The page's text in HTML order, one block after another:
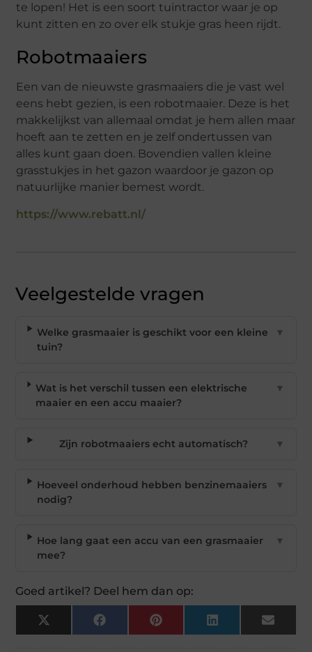
te lopen! Het is een soort tuintractor waar je op
kunt zitten en zo over elk stukje gras heen rijdt.
Robotmaaiers
Een van de nieuwste grasmaaiers die je vast wel
eens hebt gezien, is een robotmaaier. Deze is het
makkelijkst van allemaal omdat je hem allen maar
hoeft aan te zetten en je zelf ondertussen van
alles kunt gaan doen. Bovendien vallen kleine
grasstukjes in het gazon waardoor je gazon op
natuurlijke manier bemest wordt.
https://www.rebatt.nl/
Veelgestelde vragen
Welke grasmaaier is geschikt voor een kleine
tuin?
▼
Wat is het verschil tussen een elektrische
maaier en een accu maaier?
▼
Zijn robotmaaiers echt automatisch? ▼
Hoeveel onderhoud hebben benzinemaaiers
nodig?
▼
Hoe lang gaat een accu van een grasmaaier
mee?
▼
Goed artikel? Deel hem dan op:
X
(Twitter)
Facebook Pinterest LinkedIn Email